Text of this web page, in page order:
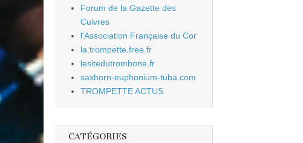
Forum de la Gazette des
Cuivres
l'Association Française du Cor
la.trompette.free.fr
lesitedutrombone.fr
saxhorn-euphonium-tuba.com
TROMPETTE ACTUS
CATÉGORIES